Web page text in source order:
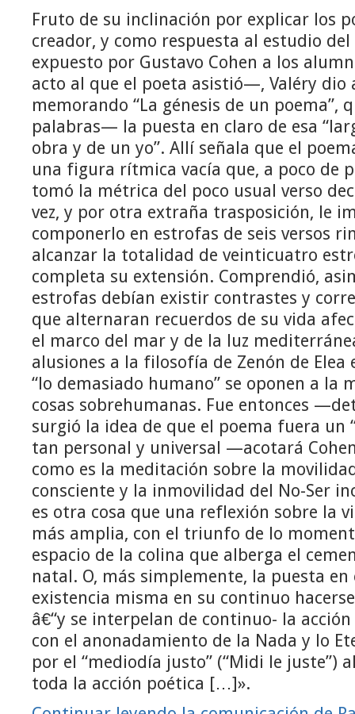
Fruto de su inclinación por explicar los
creador, y como respuesta al estudio
expuesto por Gustavo Cohen a los
acto al que el poeta asistió—, Valéry dio
memorando “La génesis de un poema”,
palabras— la puesta en claro de esa
obra y de un yo”. Allí señala que el
una figura rítmica vacía que, a poco de
tomó la métrica del poco usual verso
vez, y por otra extraña trasposición, le
componerlo en estrofas de seis versos
alcanzar la totalidad de veinticuatro
completa su extensión. Comprendió,
estrofas debían existir contrastes y
que alternaran recuerdos de su vida
el marco del mar y de la luz
alusiones a la filosofía de Zenón de Elea
“lo demasiado humano” se oponen a la
cosas sobrehumanas. Fue entonces
surgió la idea de que el poema fuera un
tan personal y universal —acotará
como es la meditación sobre la
consciente y la inmovilidad del No-Ser
es otra cosa que una reflexión sobre la
más amplia, con el triunfo de lo
espacio de la colina que alberga el
natal. O, más simplemente, la puesta en
existencia misma en su continuo
â€“y se interpelan de continuo- la
con el anonadamiento de la Nada y lo
por el “mediodía justo” (“Midi le juste”)
toda la acción poética […]».